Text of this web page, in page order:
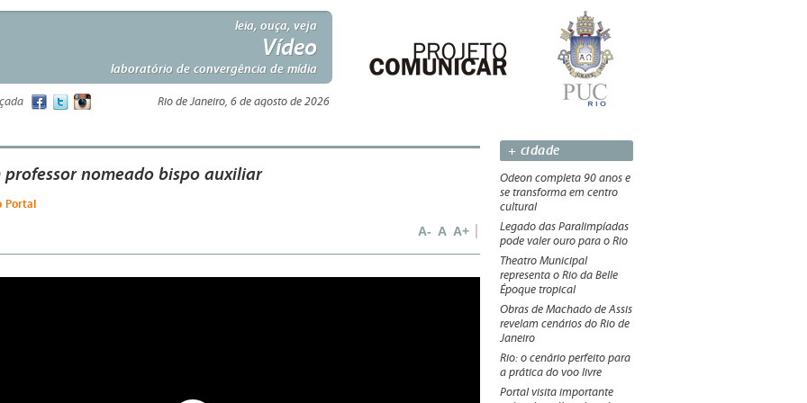
leia, ouça, veja
Vídeo
laboratório de convergência de mídia
Rio de Janeiro, 6 de agosto de 2026
professor nomeado bispo auxiliar
Portal
A- A A+
+ cidade
Odeon completa 90 anos e
se transforma em centro
cultural
Legado das Paralimpíadas
pode valer ouro para o Rio
Theatro Municipal
representa o Rio da Belle
Époque tropical
Obras de Machado de Assis
revelam cenários do Rio de
Janeiro
Rio: o cenário perfeito para
a prática do voo livre
Portal visita importante